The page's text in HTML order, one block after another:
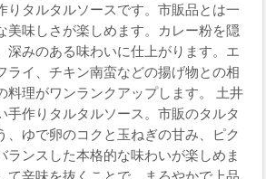
りタルタルソースです。市販品とは一
美味しさが楽しめます。カレー粉を隠
深みのある味わいに仕上がります。エ
ライ、チキン南蛮などの揚げ物との相
料理がワンランクアップします。 土井
手作りタルタルソース。市販のタルタ
、ゆで卵のコクと玉ねぎの甘み、ピク
ランスした本格的な味わいが楽しめま
て辛味を抜くことで、まろやかで上品